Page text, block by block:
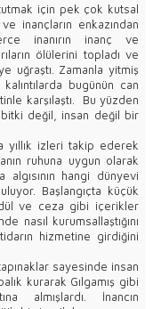
tutmak için pek çok kutsal
inançların enkazından
inanırın inanç ve
ölülerini topladı ve
uğraştı. Zamanla yitmiş
bugünün can
karşılaştı. Bu yüzden
değil, insan değil bir
yıllık izleri takip ederek
ruhuna uygun olarak
hangi dünyevi
Başlangıçta küçük
ve ceza gibi içerikler
nasıl kurumsallaştığını
hizmetine girdiğini
sayesinde insan
kurarak Gılgamış gibi
almışlardı. İnancın